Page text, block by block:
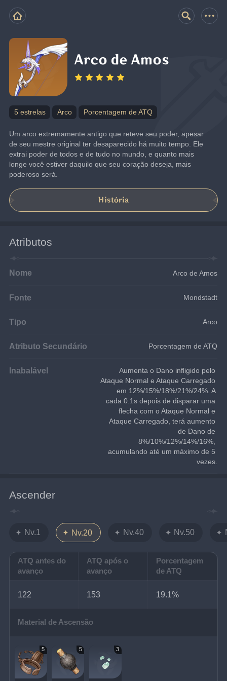
Arco de Amos
5 estrelas Arco Porcentagem de ATQ
Um arco extremamente antigo que reteve seu poder, apesar
de seu mestre original ter desaparecido há muito tempo. Ele
extrai poder de todos e de tudo no mundo, e quanto mais
longe você estiver daquilo que seu coração deseja, mais
poderoso será.
História
Atributos
Nome Arco de Amos
Fonte Mondstadt
Tipo Arco
Atributo Secundário Porcentagem de ATQ
Inabalável
Aumenta o Dano infligido pelo
Ataque Normal e Ataque Carregado
em 12%/15%/18%/21%/24%. A
cada 0.1s depois de disparar uma
flecha com o Ataque Normal e
Ataque Carregado, terá aumento
de Dano de
8%/10%/12%/14%/16%,
acumulando até um máximo de 5
vezes.
Ascender
Nv.1 Nv.20 Nv.40 Nv.50
ATQ antes do
avanço
ATQ após o
avanço
Porcentagem
de ATQ
122 153 19.1%
Material de Ascensão
5 5 3